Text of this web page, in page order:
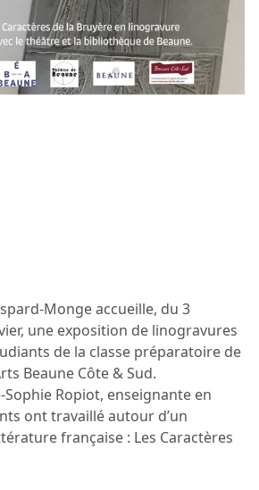
Monge accueille, du 3
une exposition de linogravures
de la classe préparatoire de
Beaune Côte & Sud.
Sophie Ropiot, enseignante en
ont travaillé autour d’un
française : Les Caractères